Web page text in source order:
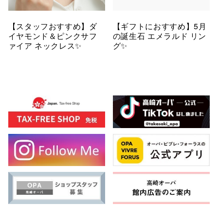
【スタッフおすすめ】ダ
イヤモンド＆ピンクサフ
ァイア ネックレス✨
【ギフトにおすすめ】5月
の誕生石 エメラルド リン
グ✨